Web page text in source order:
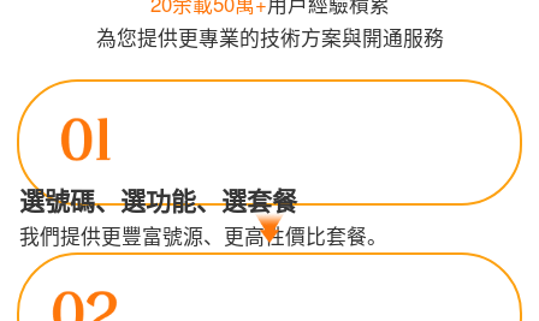
為您提供更專業的技術方案與開通服務
選號碼、選功能、選套餐
我們提供更豐富號源、更高性價比套餐。